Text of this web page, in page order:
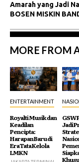
Amarah yang Jadi
BOSEN MISKIN
MORE FROM
ENTERTAINMENT
Royalti Musik dan
Keadilan
Pencipta:
Harapan Baru di
Era Tata Kelola
LMKN
GSW
Jadi